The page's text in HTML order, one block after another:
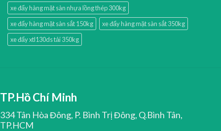
xe đẩy hàng mặt sàn nhựa lồng thép 300kg
xe đẩy hàng mặt sàn sắt 150kg
xe đẩy hàng mặt sàn sắt 350kg
xe đẩy xtl130ds tải 350kg
TP.Hồ Chí Minh
334 Tân Hòa Đông, P. Bình Trị Đông, Q.Bình Tân,
TP.HCM